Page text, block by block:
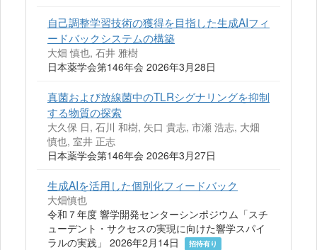
自己調整学習技術の獲得を目指した生成AIフィ
ードバックシステムの構築
大畑 慎也, 石井 雅樹
日本薬学会第146年会 2026年3月28日
真菌および放線菌中のTLRシグナリングを抑制
する物質の探索
大久保 日, 石川 和樹, 矢口 貴志, 市瀬 浩志, 大畑
慎也, 室井 正志
日本薬学会第146年会 2026年3月27日
生成AIを活用した個別化フィードバック
大畑慎也
令和７年度 響学開発センターシンポジウム「スチ
ューデント・サクセスの実現に向けた響学スパイ
ラルの実践」 2026年2月14日
招待有り